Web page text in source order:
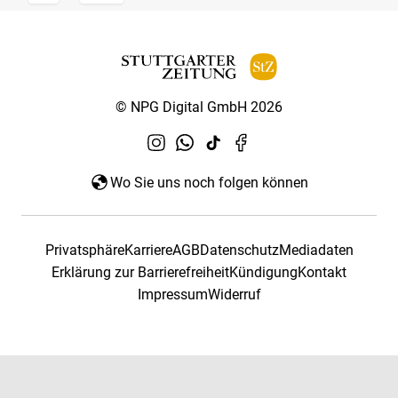
© NPG Digital GmbH 2026
Wo Sie uns noch folgen können
PrivatsphäreKarriereAGBDatenschutzMediadaten
Erklärung zur BarrierefreiheitKündigungKontakt
ImpressumWiderruf